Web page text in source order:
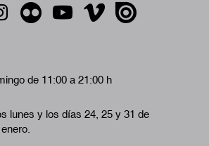
de 11:00 a 21:00 h
lunes y los días 24, 25 y 31 de